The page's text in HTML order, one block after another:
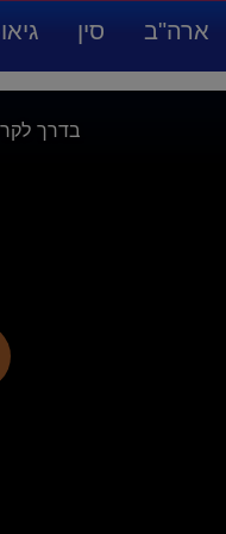
ארה"ב סין